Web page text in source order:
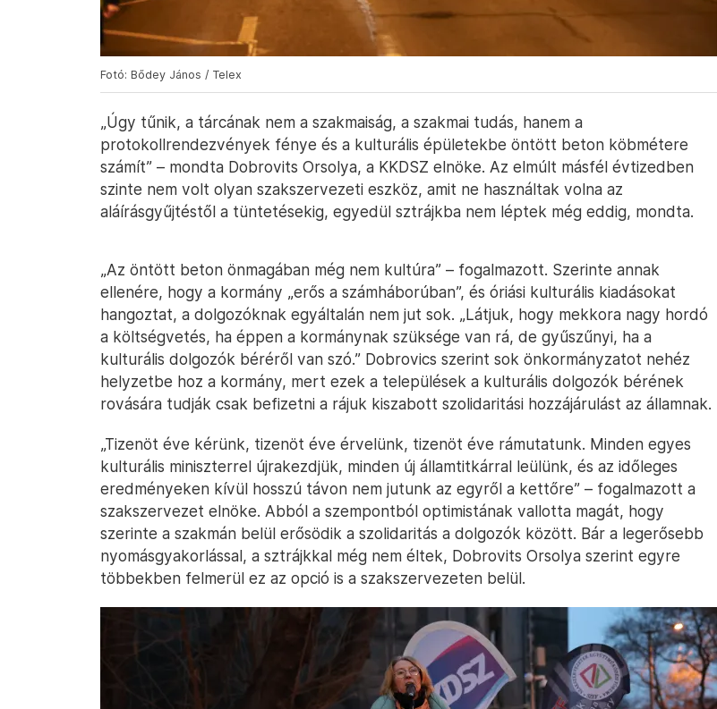
Fotó: Bődey János / Telex
„Úgy tűnik, a tárcának nem a szakmaiság, a szakmai tudás, hanem a
protokollrendezvények fénye és a kulturális épületekbe öntött beton köbmétere
számít” – mondta Dobrovits Orsolya, a KKDSZ elnöke. Az elmúlt másfél évtizedben
szinte nem volt olyan szakszervezeti eszköz, amit ne használtak volna az
aláírásgyűjtéstől a tüntetésekig, egyedül sztrájkba nem léptek még eddig, mondta.
„Az öntött beton önmagában még nem kultúra” – fogalmazott. Szerinte annak
ellenére, hogy a kormány „erős a számháborúban”, és óriási kulturális kiadásokat
hangoztat, a dolgozóknak egyáltalán nem jut sok. „Látjuk, hogy mekkora nagy hordó
a költségvetés, ha éppen a kormánynak szüksége van rá, de gyűszűnyi, ha a
kulturális dolgozók béréről van szó.” Dobrovics szerint sok önkormányzatot nehéz
helyzetbe hoz a kormány, mert ezek a települések a kulturális dolgozók bérének
rovására tudják csak befizetni a rájuk kiszabott szolidaritási hozzájárulást az államnak.
„Tizenöt éve kérünk, tizenöt éve érvelünk, tizenöt éve rámutatunk. Minden egyes
kulturális miniszterrel újrakezdjük, minden új államtitkárral leülünk, és az időleges
eredményeken kívül hosszú távon nem jutunk az egyről a kettőre” – fogalmazott a
szakszervezet elnöke. Abból a szempontból optimistának vallotta magát, hogy
szerinte a szakmán belül erősödik a szolidaritás a dolgozók között. Bár a legerősebb
nyomásgyakorlással, a sztrájkkal még nem éltek, Dobrovits Orsolya szerint egyre
többekben felmerül ez az opció is a szakszervezeten belül.